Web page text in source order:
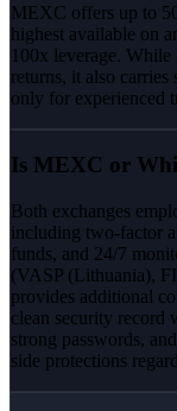
MEXC offers up to
highest available on
100x leverage.
returns, it also
only for experienced
Is MEXC or
Both exchanges
including two-factor
funds, and 24/7
(VASP (Lithuania),
provides additional
clean security record
strong passwords,
side protections